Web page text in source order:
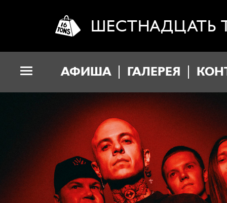
ШЕСТНАДЦАТЬ
АФИША ГАЛЕРЕЯ